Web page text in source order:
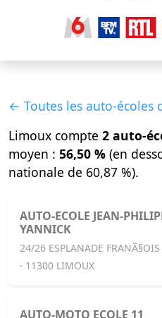
← Toutes les auto-écoles
Limoux compte 2 auto-
moyen : 56,50 % (en
nationale de 60,87 %).
AUTO-ECOLE JEAN-
YANNICK
24/26 ESPLANADE
· 11300 LIMOUX
AUTO-MOTO ECOLE 11